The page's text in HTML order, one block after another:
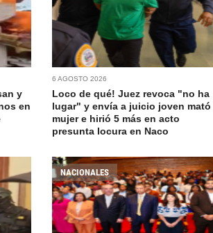
y
en
6 AGOSTO 2026
Loco de qué! Juez revoca "no ha
lugar" y envía a juicio joven mató
mujer e hirió 5 más en acto
presunta locura en Naco
NACIONALES